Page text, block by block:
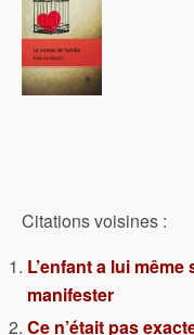
Citations voisines :
L’enfant a lui
manifester
Ce n’était pas